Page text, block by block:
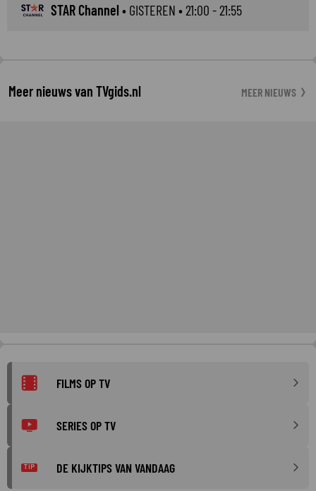
STAR Channel • GISTEREN • 21:00 - 21:55
Meer nieuws van TVgids.nl MEER NIEUWS
FILMS OP TV
SERIES OP TV
TIP DE KIJKTIPS VAN VANDAAG